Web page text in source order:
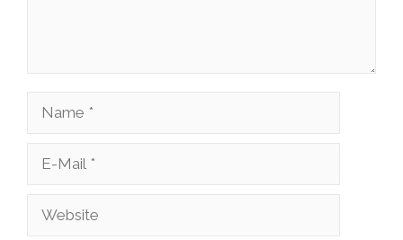
Name
Website